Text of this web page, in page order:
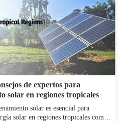
de expertos para
solar en regiones tropicales
solar es esencial para
solar en regiones tropicales como